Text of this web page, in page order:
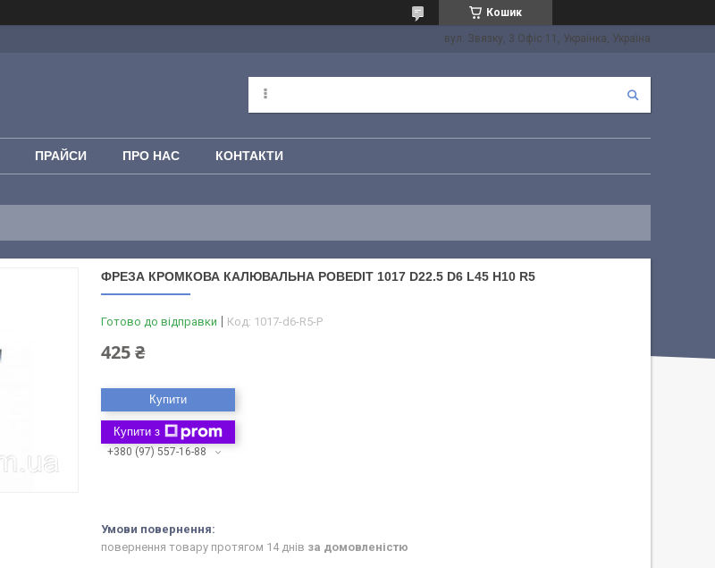
Кошик
вул. Звязку, 3 Офіс 11, Українка, Україна
ПРАЙСИ ПРО НАС КОНТАКТИ
ФРЕЗА КРОМКОВА КАЛЮВАЛЬНА POBEDIT 1017 D22.5 D6 L45 H10 R5
Готово до відправки Код: 1017-d6-R5-P
425 ₴
Купити
Купити з
+380 (97) 557-16-88
повернення товару протягом 14 днів за домовленістю